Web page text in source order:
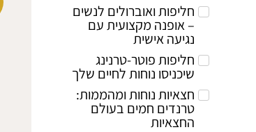
חליפות ואוברולים לנשים
– אופנה מקצועית עם
נגיעה אישית
חליפות פוטר-טרנינג
שיכניסו נוחות לחיים שלך
חצאיות נוחות ומהממות:
טרנדים חמים בעולם
החצאיות